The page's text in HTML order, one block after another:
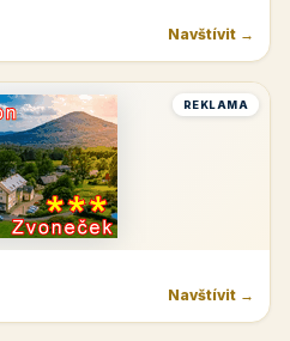
Navštívit →
REKLAMA
Navštívit →